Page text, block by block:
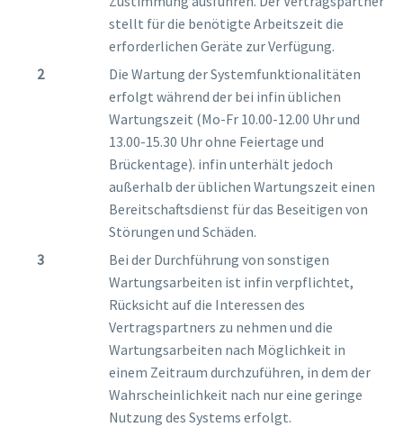
stellt für die benötigte Arbeitszeit die
erforderlichen Geräte zur Verfügung.
Die Wartung der Systemfunktionalitäten
erfolgt während der bei infin üblichen
Wartungszeit (Mo-Fr 10.00-12.00 Uhr und
13.00-15.30 Uhr ohne Feiertage und
Brückentage). infin unterhält jedoch
außerhalb der üblichen Wartungszeit einen
Bereitschaftsdienst für das Beseitigen von
Störungen und Schäden.
Bei der Durchführung von sonstigen
Wartungsarbeiten ist infin verpflichtet,
Rücksicht auf die Interessen des
Vertragspartners zu nehmen und die
Wartungsarbeiten nach Möglichkeit in
einem Zeitraum durchzuführen, in dem der
Wahrscheinlichkeit nach nur eine geringe
Nutzung des Systems erfolgt.